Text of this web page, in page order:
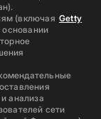
(включая Getty
анализа
сети